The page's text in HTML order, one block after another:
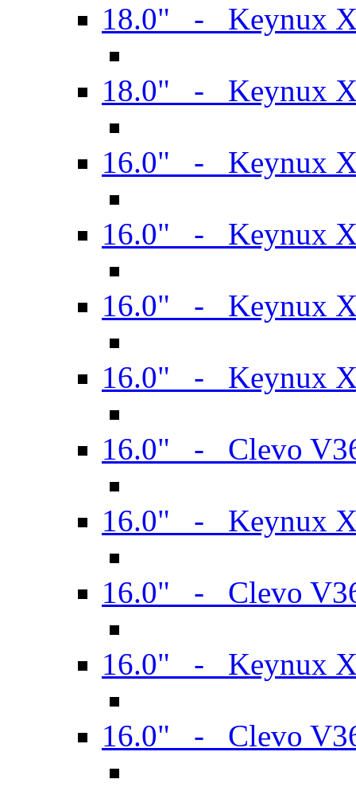
18.0" - Keynux
18.0" - Keynux
16.0" - Keynux
16.0" - Keynux
16.0" - Keynux
16.0" - Keynux
16.0" - Clevo
16.0" - Keynux
16.0" - Clevo
16.0" - Keynux
16.0" - Clevo